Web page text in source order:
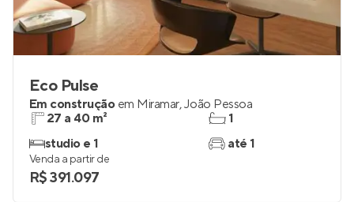
Eco Pulse
Em construção em Miramar,João Pessoa
27 a 40 m²
studio e 1
1
até 1
Venda a partir de
R$ 391.097